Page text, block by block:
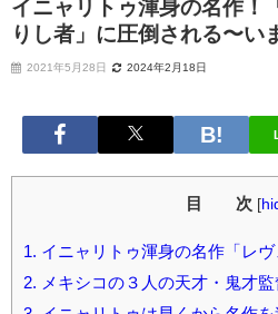
イニャリトゥ渾身の名作！
りし者」に圧倒される〜い
2021年5月28日 2024年2月18日
目 次 [
1. イニャリトゥ渾身の名作「レヴ
2. メキシコの３人の天才・鬼才監